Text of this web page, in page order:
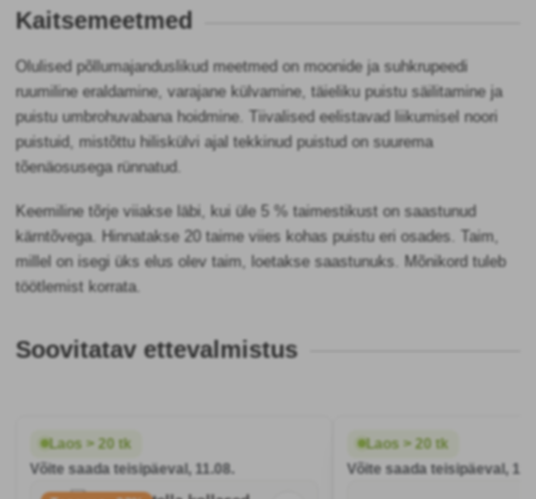
Kaitsemeetmed
Olulised põllumajanduslikud meetmed on moonide ja suhkrupeedi
ruumiline eraldamine, varajane külvamine, täieliku puistu säilitamine ja
puistu umbrohuvabana hoidmine. Tiivalised eelistavad liikumisel noori
puistuid, mistõttu hiliskülvi ajal tekkinud puistud on suurema
tõenäosusega rünnatud.
Keemiline tõrje viiakse läbi, kui üle 5 % taimestikust on saastunud
kärntõvega. Hinnatakse 20 taime viies kohas puistu eri osades. Taim,
millel on isegi üks elus olev taim, loetakse saastunuks. Mõnikord tuleb
töötlemist korrata.
Soovitatav ettevalmistus
Laos > 20 tk
Võite saada teisipäeval, 11.08.
Laos > 20 tk
Võite saada teisipäeval,